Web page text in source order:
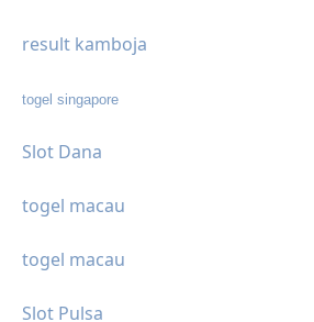
result kamboja
togel singapore
Slot Dana
togel macau
togel macau
Slot Pulsa